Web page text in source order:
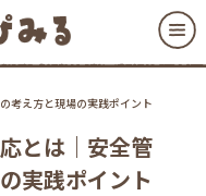
考え方と現場の実践ポイント
とは｜安全管
実践ポイント